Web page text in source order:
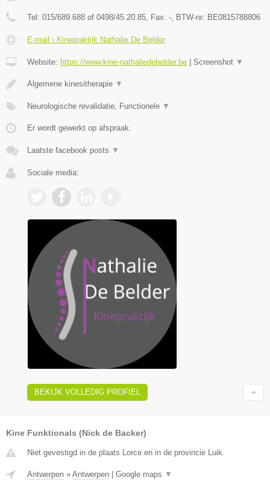
Tel: 015/689.688 of 0498/45.20.85 , Fax: - , BTW-nr: BE0815788806
E-mail › Kinepraktijk Nathalie De Belder
Website: https://www.kine-nathaliedebelder.be | Screenshot ▼
Algemene kinesitherapie ▼
Neurologische revalidatie, Functionele ▼
Er wordt gewerkt op afspraak.
Laatste facebook posts ▼
Sociale media:
BEKIJK VOLLEDIG PROFIEL
Kine Funktionals (Nick de Backer)
Niet gevestigd in de plaats Lorce en in de provincie Luik.
Antwerpen » Antwerpen Google maps ▼